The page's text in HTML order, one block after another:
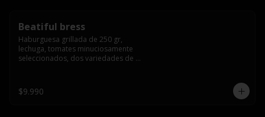
Beatiful bress
Haburguesa grillada de 250 gr,
lechuga, tomates minuciosamente
seleccionados, dos variedades de
lentamente en el grill, para finalizar
todo con una envolvente salsa cristal
$9.990